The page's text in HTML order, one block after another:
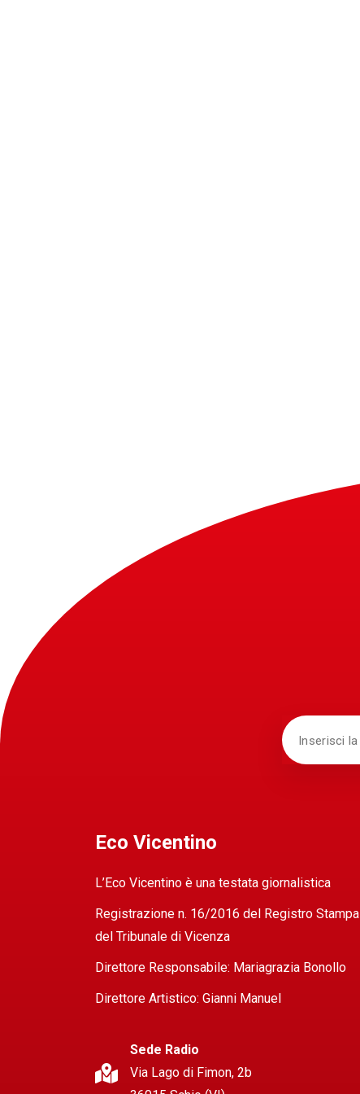
Eco Vicentino
L’Eco Vicentino è una testata giornalistica
Registrazione n. 16/2016 del Registro Stampa
del Tribunale di Vicenza
Direttore Responsabile: Mariagrazia Bonollo
Direttore Artistico: Gianni Manuel
Sede Radio
Via Lago di Fimon, 2b